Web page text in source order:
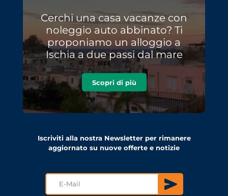
Cerchi una casa vacanze con
noleggio auto abbinato? Ti
proponiamo un alloggio a
Ischia a due passi dal mare
Scopri di più
Iscriviti alla nostra Newsletter per rimanere
aggiornato su nuove offerte e notizie